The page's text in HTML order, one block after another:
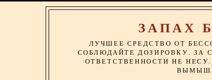
ЗАПАХ
ЛУЧШЕЕ СРЕДСТВО ОТ
СОБЛЮДАЙТЕ ДОЗИРОВКУ. ЗА
ОТВЕТСТВЕННОСТИ НЕ